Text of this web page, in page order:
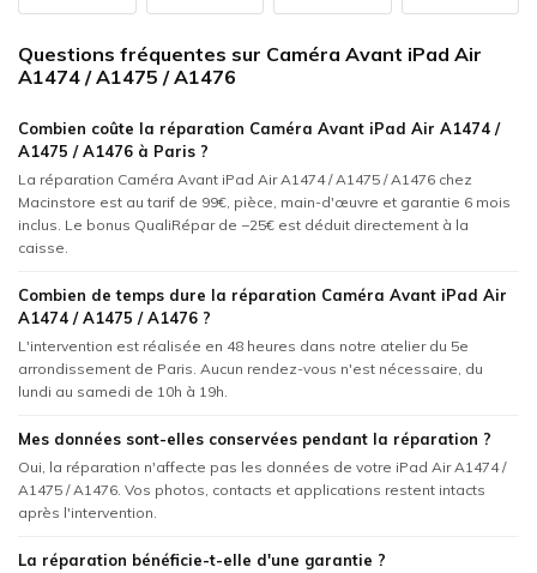
Questions fréquentes sur Caméra Avant iPad Air
A1474 / A1475 / A1476
Combien coûte la réparation Caméra Avant iPad Air A1474 /
A1475 / A1476 à Paris ?
La réparation Caméra Avant iPad Air A1474 / A1475 / A1476 chez
Macinstore est au tarif de 99€, pièce, main-d'œuvre et garantie 6 mois
inclus. Le bonus QualiRépar de −25€ est déduit directement à la
caisse.
Combien de temps dure la réparation Caméra Avant iPad Air
A1474 / A1475 / A1476 ?
L'intervention est réalisée en 48 heures dans notre atelier du 5e
arrondissement de Paris. Aucun rendez-vous n'est nécessaire, du
lundi au samedi de 10h à 19h.
Mes données sont-elles conservées pendant la réparation ?
Oui, la réparation n'affecte pas les données de votre iPad Air A1474 /
A1475 / A1476. Vos photos, contacts et applications restent intacts
après l'intervention.
La réparation bénéficie-t-elle d'une garantie ?